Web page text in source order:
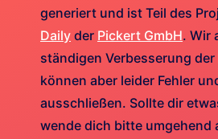
generiert und ist Teil des
Daily der Pickert GmbH. Wir
ständigen Verbesserung
können aber leider Fehler
ausschließen. Sollte dir
wende dich bitte umgehend